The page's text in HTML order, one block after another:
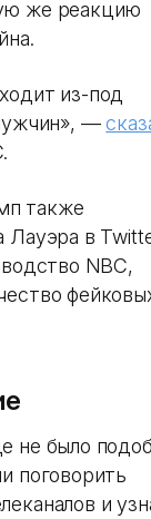
же реакцию
из-под
—
также
Лауэра в
NBC,
не было
поговорить
и